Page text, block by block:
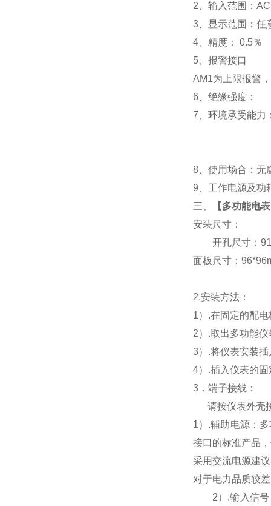
2 、输入范围：
3
显示范围： 任
4 、精度： 0.5％
5
报警接口
AM1为上限报警
6
绝缘强度：
7
环境承受
8 、使用场合：
9 、工作电源及功
三、
【多功能电
安装尺寸：
开孔尺寸：
面板尺寸：
2.安装方法：
1）.在固定的配
2）.取出多功能
3）.将仪表安装
4）.插入仪表的
3 ．端子接线：
请按仪表外壳
1） .辅助电源：
接口的标准产品
采用交流电源建
对于电力品质较
2） .输入信